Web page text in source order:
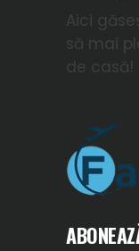
Aici
să mai
de casă!